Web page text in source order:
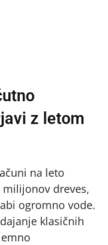
z letom
na leto
dreves,
ogromno vode.
klasičnih